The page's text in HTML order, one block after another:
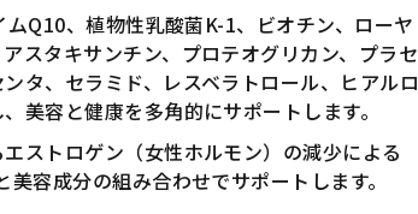
ムQ10、植物性乳酸菌K-1、ビオチン、ローヤ
スタキサンチン、プロテオグリカン、プラセ
タ、セラミド、レスベラトロール、ヒアルロ
美容と健康を多角的にサポートします。
エストロゲン（女性ホルモン）の減少による
容成分の組み合わせでサポートします。